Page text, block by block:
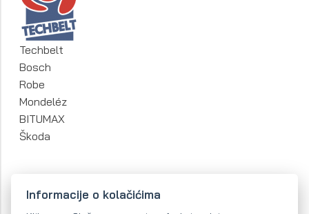
Techbelt
Bosch
Robe
Mondeléz
BITUMAX
Škoda
Informacije o kolačićima